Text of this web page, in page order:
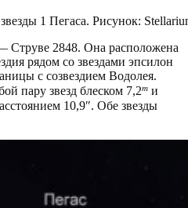
1 Пегаса. Рисунок:
Струве 2848. Она расположена
рядом со звездами эпсилон
с созвездием Водолея.
пару звезд блеском 7,2m и
10,9″. Обе звезды